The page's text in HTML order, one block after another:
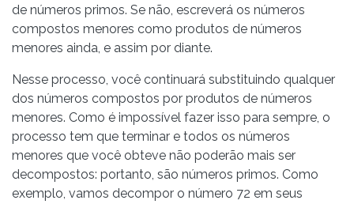
de números primos. Se não, escreverá os números
compostos menores como produtos de números
menores ainda, e assim por diante.
Nesse processo, você continuará substituindo qualquer
dos números compostos por produtos de números
menores. Como é impossível fazer isso para sempre, o
processo tem que terminar e todos os números
menores que você obteve não poderão mais ser
decompostos: portanto, são números primos. Como
exemplo, vamos decompor o número 72 em seus